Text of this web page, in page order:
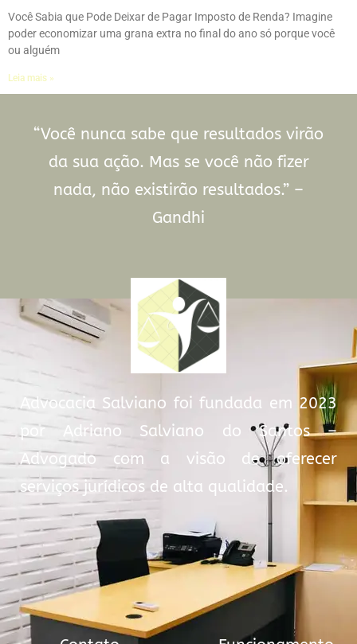
Você Sabia que Pode Deixar de Pagar Imposto de Renda? Imagine
poder economizar uma grana extra no final do ano só porque você
ou alguém
Leia mais »
“Você nunca sabe que resultados virão
da sua ação. Mas se você não fizer
nada, não existirão resultados.” –
Gandhi
Advocacia Salviano foi fundada em 2023
por Adriano Salviano do Santos –
Advogado com a visão de oferecer
serviços jurídicos de alta qualidade.